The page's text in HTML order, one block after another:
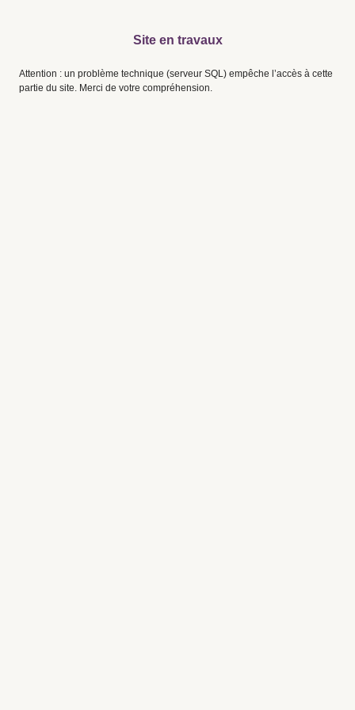
Site en travaux
Attention : un problème technique (serveur SQL) empêche l’accès à cette
partie du site. Merci de votre compréhension.